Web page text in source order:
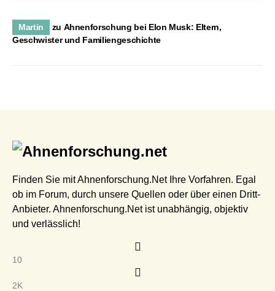
Martin zu Ahnenforschung bei Elon Musk: Eltern,
Geschwister und Familiengeschichte
Finden Sie mit Ahnenforschung.Net Ihre Vorfahren. Egal
ob im Forum, durch unsere Quellen oder über einen Dritt-
Anbieter. Ahnenforschung.Net ist unabhängig, objektiv
und verlässlich!
10
2K